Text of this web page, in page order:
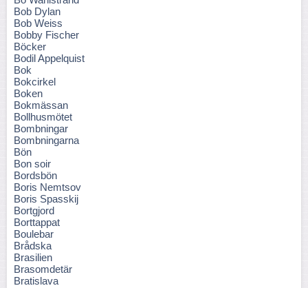
Bob Dylan
Bob Weiss
Bobby Fischer
Böcker
Bodil Appelquist
Bok
Bokcirkel
Boken
Bokmässan
Bollhusmötet
Bombningar
Bombningarna
Bön
Bon soir
Bordsbön
Boris Nemtsov
Boris Spasskij
Bortgjord
Borttappat
Boulebar
Brådska
Brasilien
Brasomdetär
Bratislava